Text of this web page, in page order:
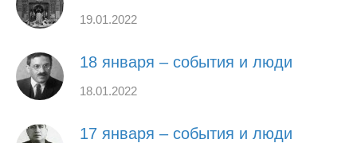
19.01.2022
18 января – события и люди
18.01.2022
17 января – события и люди